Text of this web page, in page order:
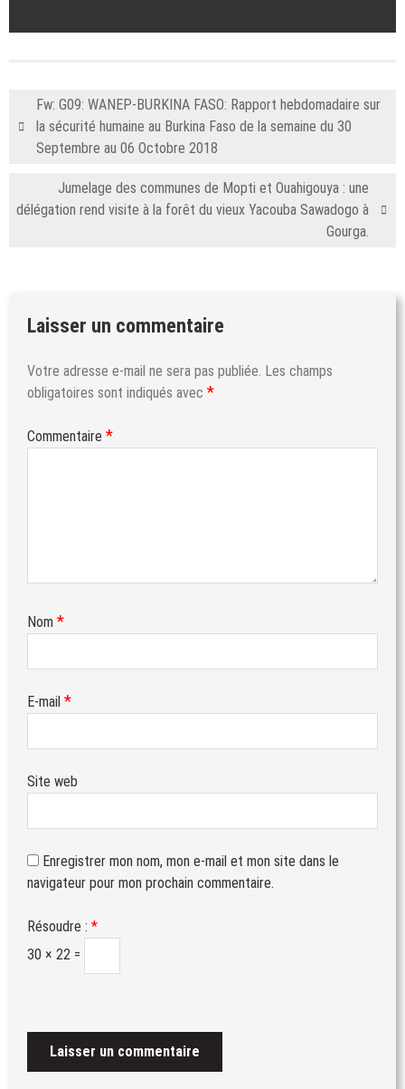
Fw: G09: WANEP-BURKINA FASO: Rapport hebdomadaire sur
la sécurité humaine au Burkina Faso de la semaine du 30
Septembre au 06 Octobre 2018
Jumelage des communes de Mopti et Ouahigouya : une
délégation rend visite à la forêt du vieux Yacouba Sawadogo à
Gourga.
Laisser un commentaire
Votre adresse e-mail ne sera pas publiée. Les champs
obligatoires sont indiqués avec *
Commentaire *
Nom *
E-mail *
Site web
Enregistrer mon nom, mon e-mail et mon site dans le
navigateur pour mon prochain commentaire.
Résoudre : *
30 × 22 =